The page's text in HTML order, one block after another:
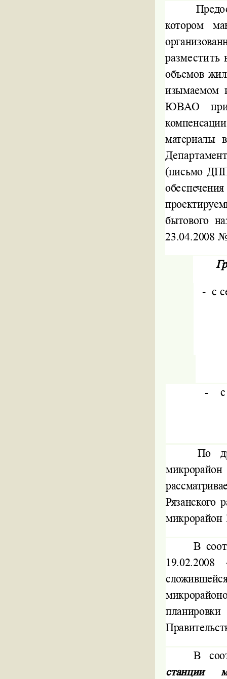
котором
разместить
объемов
изымаемом
ЮВАО при
материалы
(письмо
бытового
23.04.2008
- с
-
По
микрорайон
В
В
станции